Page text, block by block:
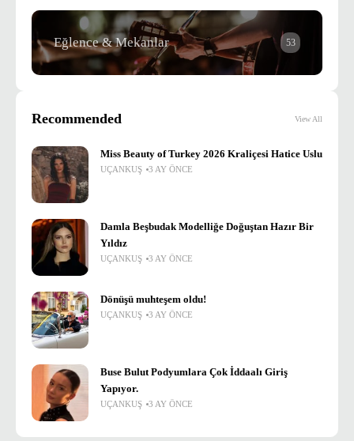
Eğlence & Mekanlar 53
Recommended View All
Miss Beauty of Turkey 2026 Kraliçesi Hatice Uslu
UÇANKUŞ 3 AY ÖNCE
Damla Beşbudak Modelliğe Doğuştan Hazır Bir
Yıldız
UÇANKUŞ 3 AY ÖNCE
Dönüşü muhteşem oldu!
UÇANKUŞ 3 AY ÖNCE
Buse Bulut Podyumlara Çok İddaalı Giriş
Yapıyor.
UÇANKUŞ 3 AY ÖNCE